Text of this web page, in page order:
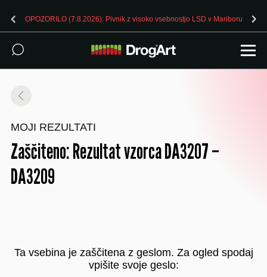
OPOZORILO (7.8.2026): Pivnik z visoko vsebnostjo LSD v Mariboru
MOJI REZULTATI
Zaščiteno: Rezultat vzorca DA3207 –
DA3209
Ta vsebina je zaščitena z geslom. Za ogled spodaj
vpišite svoje geslo: